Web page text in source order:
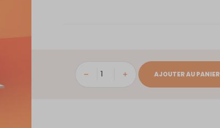
quantité
AJOUTER AU PANIER